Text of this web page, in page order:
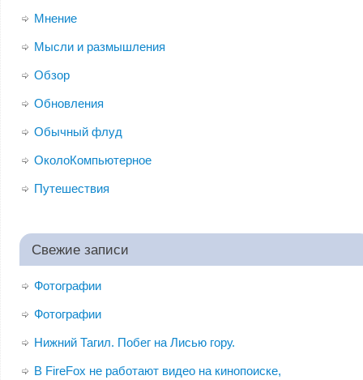
Мнение
Мысли и размышления
Обзор
Обновления
Обычный флуд
ОколоКомпьютерное
Путешествия
Свежие записи
Фотографии
Фотографии
Нижний Тагил. Побег на Лисью гору.
В FireFox не работают видео на кинопоиске,